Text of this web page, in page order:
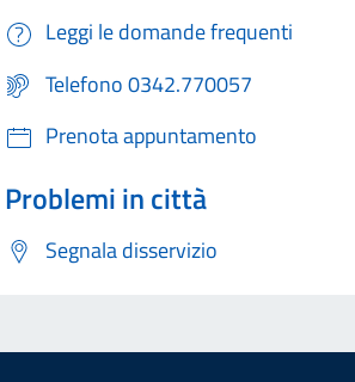
Leggi le domande frequenti
Telefono 0342.770057
Prenota appuntamento
Problemi in città
Segnala disservizio